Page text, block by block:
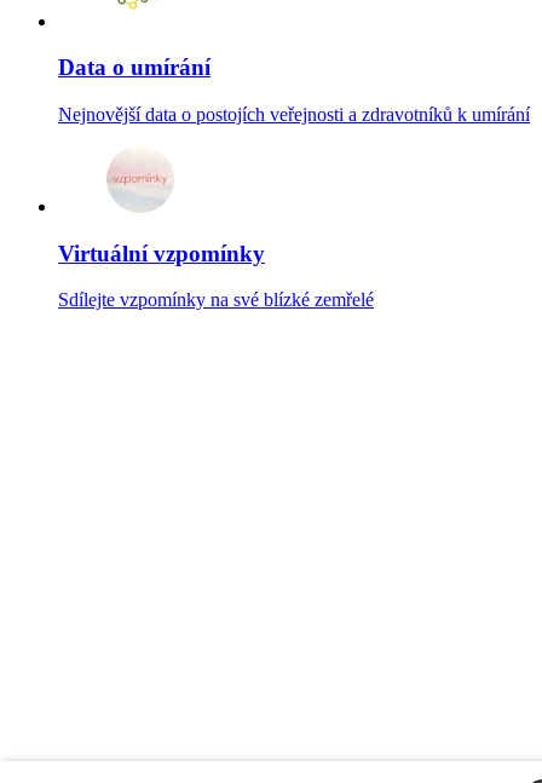
Data o umírání
Nejnovější data o postojích veřejnosti a zdravotníků k umírání
Virtuální vzpomínky
Sdílejte vzpomínky na své blízké zemřelé